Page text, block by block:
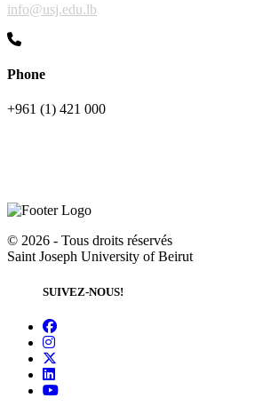
info@usj.edu.lb
Phone
+961 (1) 421 000
© 2026 - Tous droits réservés
Saint Joseph University of Beirut
SUIVEZ-NOUS!